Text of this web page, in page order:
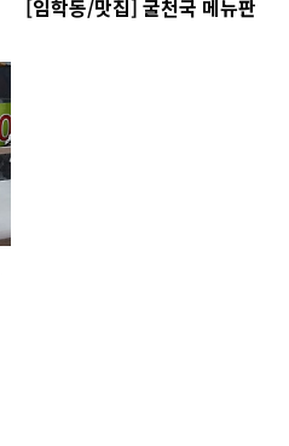
[임학동/맛집] 굴천국 메뉴판